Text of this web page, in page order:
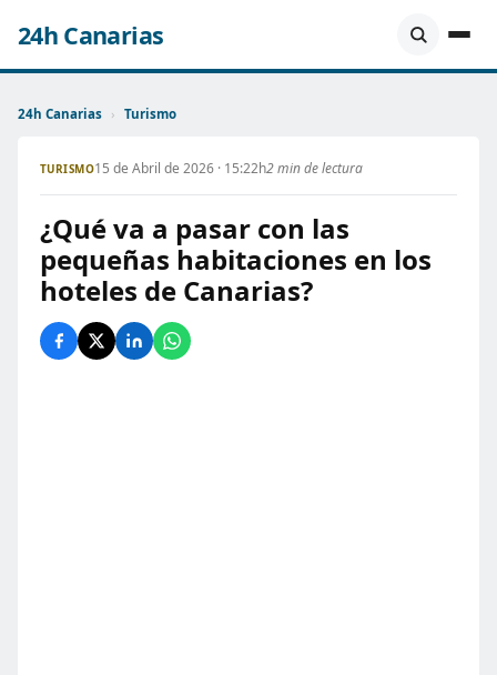
24h Canarias
24h Canarias › Turismo
TURISMO15 de Abril de 2026 · 15:22h2 min de lectura
¿Qué va a pasar con las
pequeñas habitaciones en los
hoteles de Canarias?